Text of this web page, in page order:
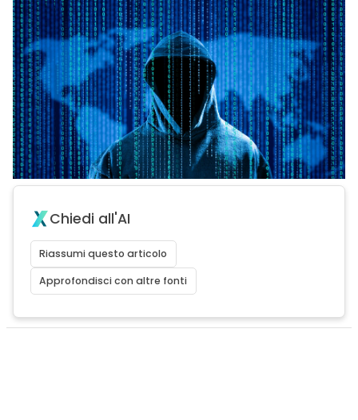
Chiedi all'AI
Riassumi questo articolo
Approfondisci con altre fonti